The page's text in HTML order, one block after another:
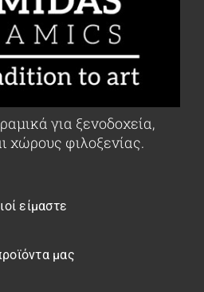
για ξενοδοχεία,
χώρους φιλοξενίας.
είμαστε
μας